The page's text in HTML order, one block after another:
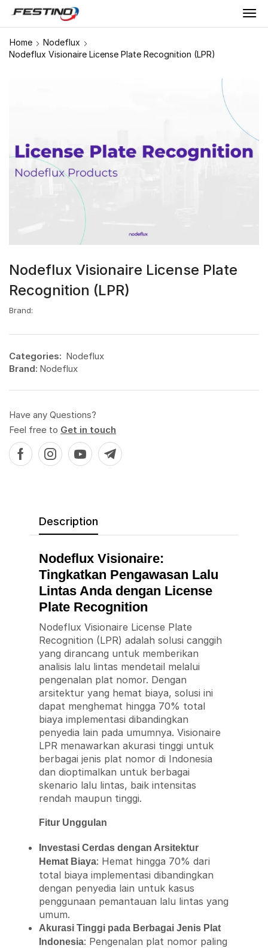
Home
Nodeflux
Nodeflux Visionaire License Plate Recognition (LPR)
Nodeflux Visionaire License Plate
Recognition (LPR)
Brand:
Categories: Nodeflux
Brand: Nodeflux
Have any Questions?
Feel free to Get in touch
Description
Nodeflux Visionaire:
Tingkatkan Pengawasan Lalu
Lintas Anda dengan License
Plate Recognition
Nodeflux Visionaire License Plate
Recognition (LPR) adalah solusi canggih
yang dirancang untuk memberikan
analisis lalu lintas mendetail melalui
pengenalan plat nomor. Dengan
arsitektur yang hemat biaya, solusi ini
dapat menghemat hingga 70% total
biaya implementasi dibandingkan
penyedia lain pada umumnya. Visionaire
LPR menawarkan akurasi tinggi untuk
berbagai jenis plat nomor di Indonesia
dan dioptimalkan untuk berbagai
skenario lalu lintas, baik intensitas
rendah maupun tinggi.
Fitur Unggulan
Investasi Cerdas dengan Arsitektur
Hemat Biaya: Hemat hingga 70% dari
total biaya implementasi dibandingkan
dengan penyedia lain untuk kasus
penggunaan pemantauan lalu lintas yang
umum.
Akurasi Tinggi pada Berbagai Jenis Plat
Indonesia: Pengenalan plat nomor paling